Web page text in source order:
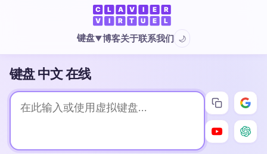
键盘▼博客关于联系我们 🌙
键盘 中文 在线